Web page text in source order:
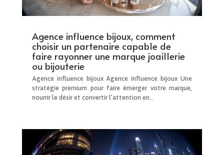
Agence influence bijoux, comment
choisir un partenaire capable de
faire rayonner une marque joaillerie
ou bijouterie
Agence influence bijoux Agence influence bijoux Une
stratégie premium pour faire émerger votre marque,
nourrir le désir et convertir l’attention en...